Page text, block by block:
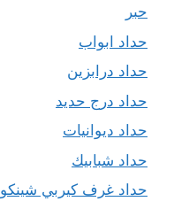
حبر
حداد ابواب
حداد درابزين
حداد درج حديد
حداد ديوانيات
حداد شبابيك
حداد غرف كيربي شينكو